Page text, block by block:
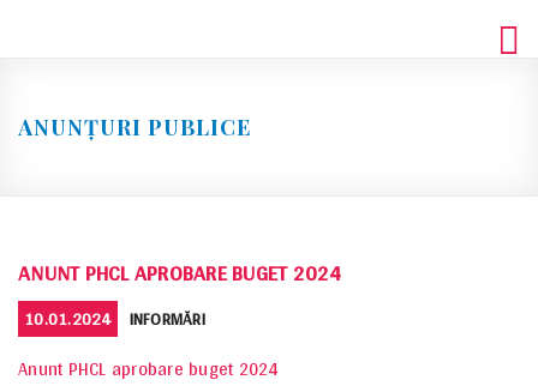
ANUNȚURI PUBLICE
ANUNT PHCL APROBARE BUGET 2024
POSTED
ON
10.01.2024 CATEGORIES
INFORMĂRI
Anunt PHCL aprobare buget 2024